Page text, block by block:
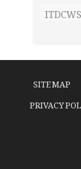
SITE MAP
PRIVACY